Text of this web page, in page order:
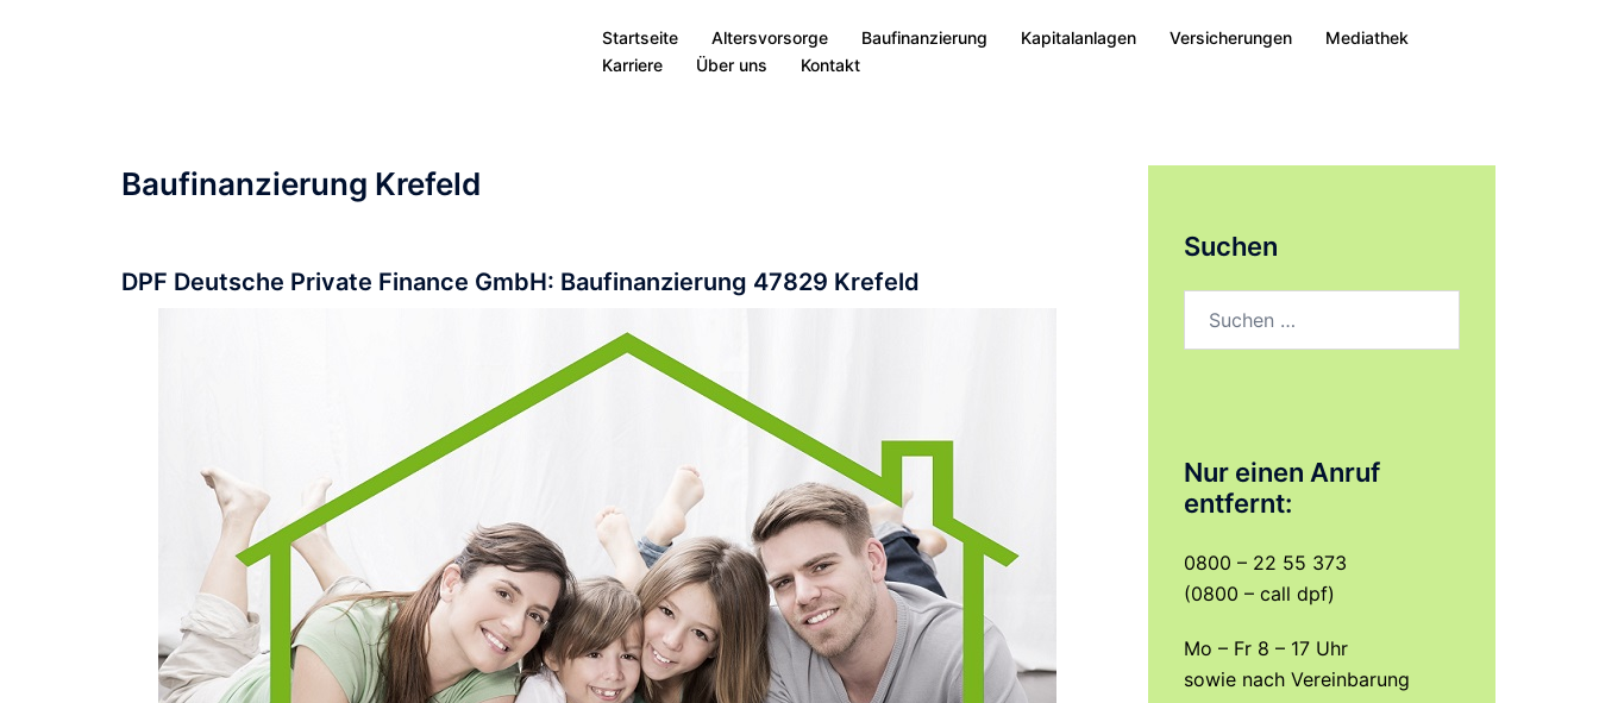
Startseite Altersvorsorge Baufinanzierung Kapitalanlagen Versicherungen
Mediathek
Karriere
Über uns Kontakt
Baufinanzierung Krefeld
DPF Deutsche Private Finance GmbH: Baufinanzierung 47829 Krefeld
Suchen
Nur einen Anruf
entfernt:
0800 – 22 55 373
(0800 – call dpf)
Mo – Fr 8 – 17 Uhr
sowie nach Vereinbarung